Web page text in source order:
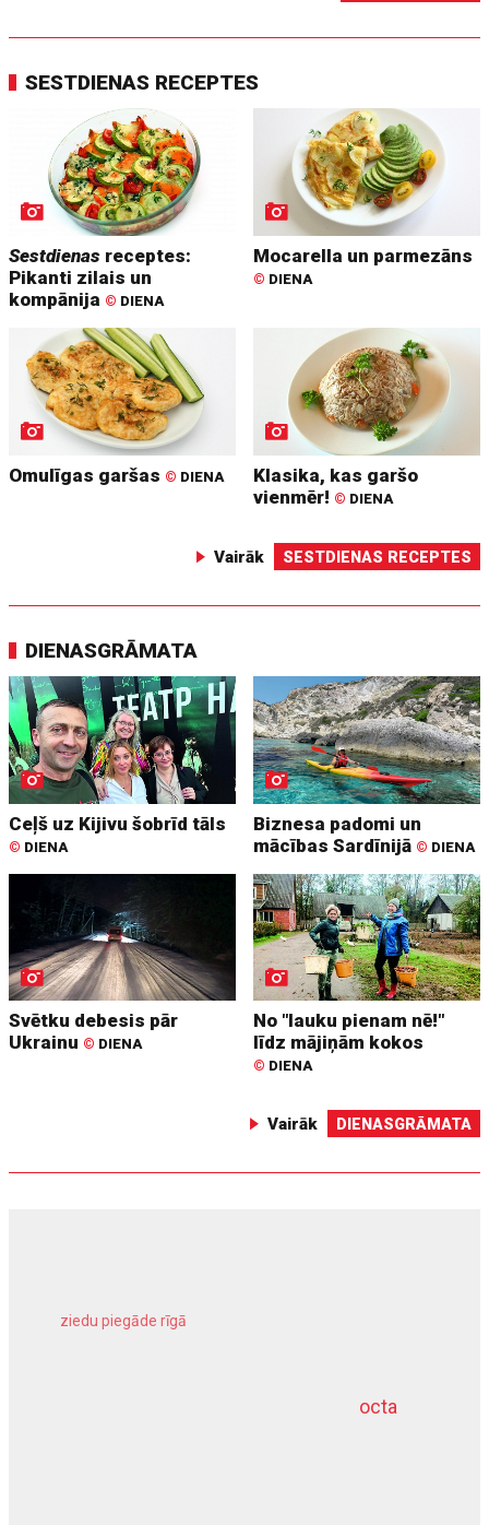
SESTDIENAS RECEPTES
Sestdienas receptes:
Pikanti zilais un
kompānija © DIENA
Mocarella un parmezāns
© DIENA
Omulīgas garšas © DIENA
Klasika, kas garšo
vienmēr! © DIENA
Vairāk SESTDIENAS RECEPTES
DIENASGRĀMATA
Ceļš uz Kijivu šobrīd tāls
© DIENA
Biznesa padomi un
mācības Sardīnijā © DIENA
Svētku debesis pār
Ukrainu © DIENA
No "lauku pienam nē!"
līdz mājiņām kokos
© DIENA
Vairāk DIENASGRĀMATA
octa
ziedu piegāde rīgā
dziļurbums